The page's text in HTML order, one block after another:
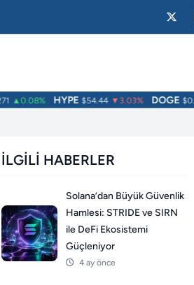
▲0.08% HYPE $54.44 ▼3.03% DOGE
İLGILI HABERLER
Solana’dan Büyük Güvenlik
Hamlesi: STRIDE ve SIRN
ile DeFi Ekosistemi
Güçleniyor
4 ay önce